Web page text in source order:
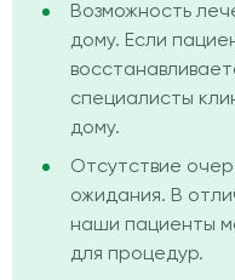
Возможность
дому. Если
специалисты
дому.
Отсутствие
ожидания. В
наши пациенты
для процедур.